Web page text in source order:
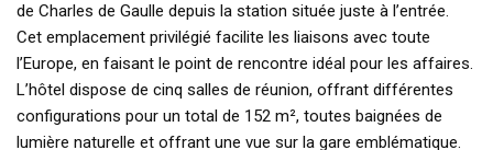
de Charles de Gaulle depuis la station située juste à l’entrée.
Cet emplacement privilégié facilite les liaisons avec toute
l’Europe, en faisant le point de rencontre idéal pour les affaires.
L’hôtel dispose de cinq salles de réunion, offrant différentes
configurations pour un total de 152 m², toutes baignées de
lumière naturelle et offrant une vue sur la gare emblématique.